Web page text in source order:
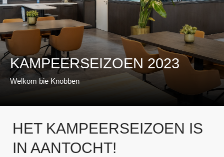
Welkom bie Knobben
KAMPEERSEIZOEN 2023
Welkom bie Knobben
HET KAMPEERSEIZOEN IS
IN AANTOCHT!